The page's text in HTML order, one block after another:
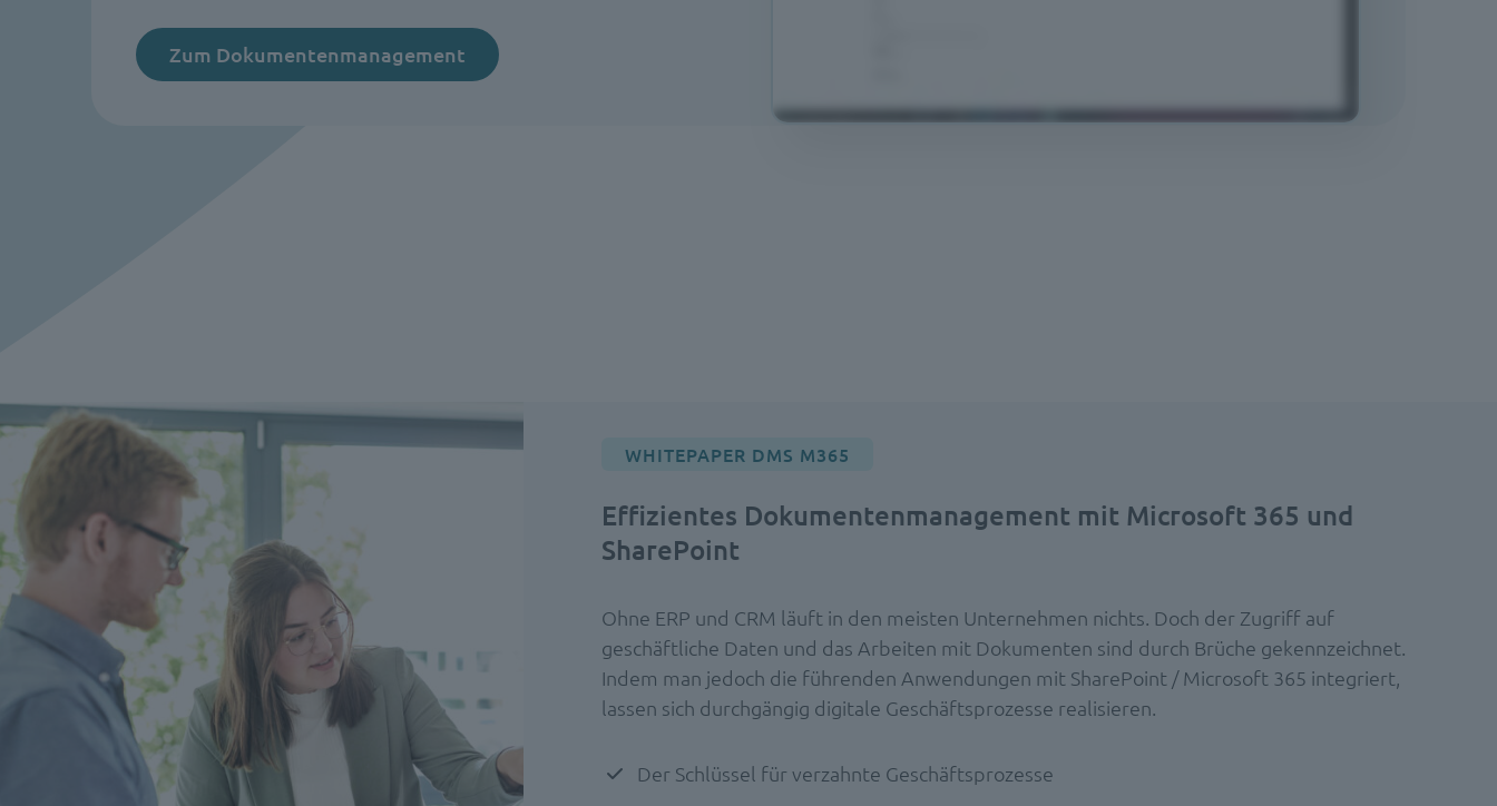
Zum Dokumentenmanagement
WHITEPAPER DMS M365
Effizientes Dokumentenmanagement mit Microsoft 365 und
SharePoint
Ohne ERP und CRM läuft in den meisten Unternehmen nichts. Doch der Zugriff auf
geschäftliche Daten und das Arbeiten mit Dokumenten sind durch Brüche gekennzeichnet.
Indem man jedoch die führenden Anwendungen mit SharePoint / Microsoft 365 integriert,
lassen sich durchgängig digitale Geschäftsprozesse realisieren.
Der Schlüssel für verzahnte Geschäftsprozesse